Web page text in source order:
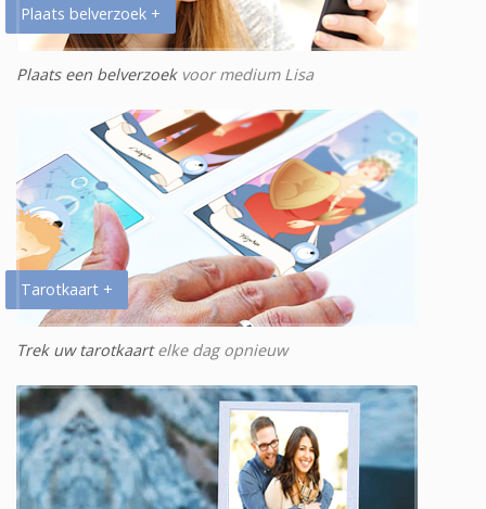
Plaats belverzoek +
Plaats een belverzoekvoor medium Lisa
Tarotkaart +
Trek uw tarotkaartelke dag opnieuw